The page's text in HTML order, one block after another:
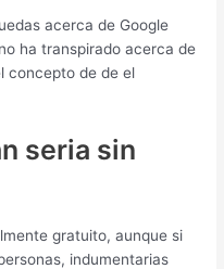
acerca de Google
ha transpirado acerca de
concepto de de el
seri­a sin
gratuito, aunque si
indumentarias